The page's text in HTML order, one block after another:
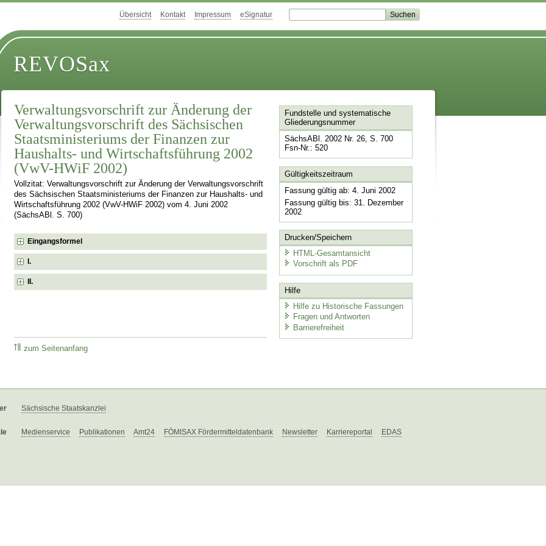
Übersicht Kontakt Impressum eSignatur
REVOSax
Verwaltungsvorschrift zur Änderung der
Verwaltungsvorschrift des Sächsischen
Staatsministeriums der Finanzen zur
Haushalts- und Wirtschaftsführung 2002
(VwV-HWiF 2002)
Vollzitat: Verwaltungsvorschrift zur Änderung der Verwaltungsvorschrift
des Sächsischen Staatsministeriums der Finanzen zur Haushalts- und
Wirtschaftsführung 2002 (VwV-HWiF 2002) vom 4. Juni 2002
(SächsABl. S. 700)
Eingangsformel
I.
II.
zum Seitenanfang
Fundstelle und systematische
Gliederungsnummer
SächsABl. 2002 Nr. 26, S. 700
Fsn-Nr.: 520
Gültigkeitszeitraum
Fassung gültig ab: 4. Juni 2002
Fassung gültig bis: 31. Dezember
2002
Drucken/Speichern
HTML-Gesamtansicht
Vorschrift als PDF
Hilfe
Hilfe zu Historische Fassungen
Fragen und Antworten
Barrierefreiheit
Sächsische Staatskanzlei
Medienservice Publikationen Amt24 FÖMISAX Fördermitteldatenbank Newsletter Karriereportal EDAS